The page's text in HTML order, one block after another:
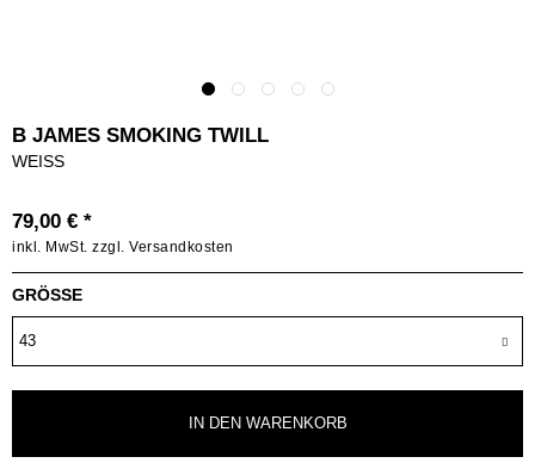
B JAMES SMOKING TWILL
WEISS
79,00 € *
inkl. MwSt. zzgl. Versandkosten
GRÖSSE
IN DEN WARENKORB